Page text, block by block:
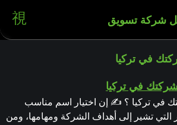
في تركيا
في تركيا ؟ ✍️ إن اختيار اسم مناسب
التي تشير إلى أهداف الشركة ومهامها، ومن